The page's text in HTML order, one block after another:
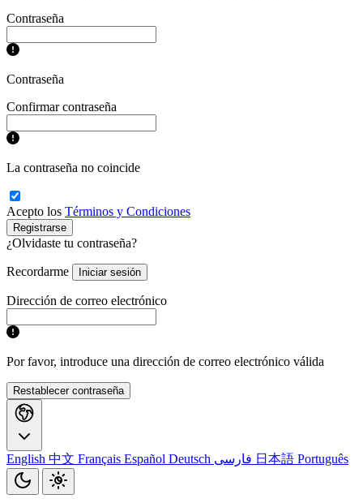
Contraseña
Contraseña
Confirmar contraseña
La contraseña no coincide
Acepto los Términos y Condiciones
Registrarse
¿Olvidaste tu contraseña?
Recordarme Iniciar sesión
Dirección de correo electrónico
Por favor, introduce una dirección de correo electrónico válida
Restablecer contraseña
English 中文 Français Español Deutsch 日本語 Português